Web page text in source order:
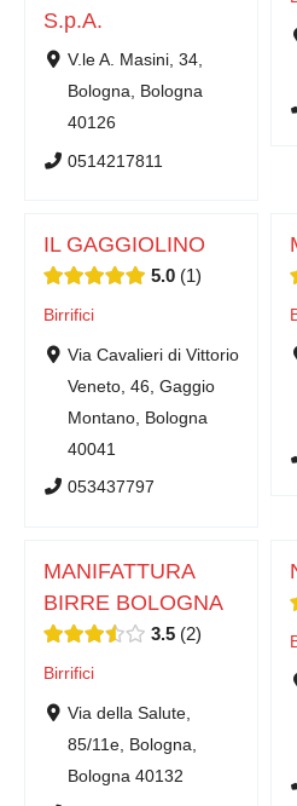
S.p.A.
V.le A. Masini, 34,
Bologna, Bologna
40126
0514217811
IL GAGGIOLINO
5.0 1
Birrifici
Via Cavalieri di Vittorio
Veneto, 46, Gaggio
Montano, Bologna
40041
053437797
MANIFATTURA
BIRRE BOLOGNA
3.5 2
Birrifici
Via della Salute,
85/11e, Bologna,
Bologna 40132